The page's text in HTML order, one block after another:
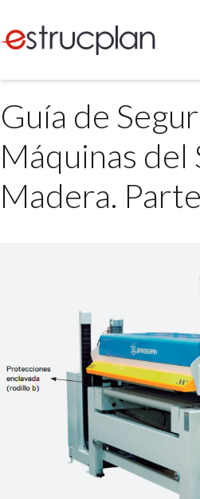
SERVICIOS
Medio Ambiente
Legislación
INGRESAR
Portal de Clientes
Guía de
Máquinas del
Madera.